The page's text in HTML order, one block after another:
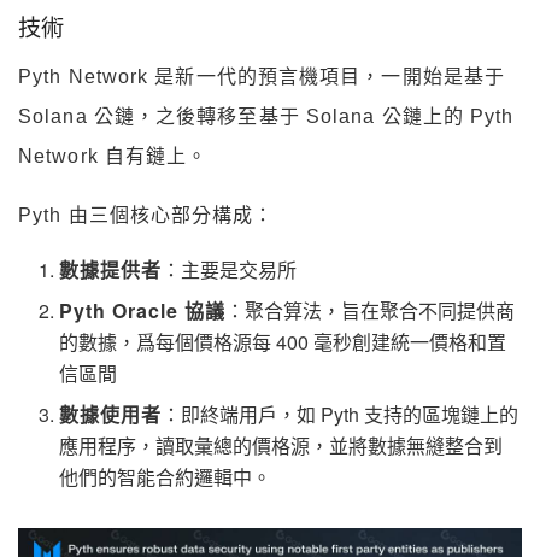
技術
Pyth Network 是新一代的預言機項目，一開始是基于
Solana 公鏈，之後轉移至基于 Solana 公鏈上的 Pyth
Network 自有鏈上。
Pyth 由三個核心部分構成：
數據提供者 ：主要是交易所
Pyth Oracle 協議 ：聚合算法，旨在聚合不同提供商
的數據，爲每個價格源每 400 毫秒創建統一價格和置
信區間
數據使用者 ：即終端用戶，如 Pyth 支持的區塊鏈上的
應用程序，讀取彙總的價格源，並將數據無縫整合到
他們的智能合約邏輯中。